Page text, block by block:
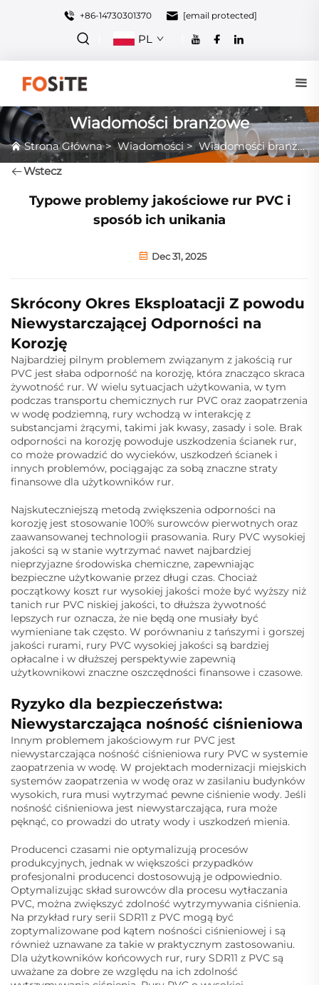
+86-14730301370 [email protected]
PL
Wiadomości branżowe
Strona Główna>Wiadomości>Wiadomości branżowe
Wstecz
Typowe problemy jakościowe rur PVC i
sposób ich unikania
Dec 31, 2025
Skrócony Okres Eksploatacji Z powodu
Niewystarczającej Odporności na
Korozję
Najbardziej pilnym problemem związanym z jakością rur
PVC jest słaba odporność na korozję, która znacząco skraca
żywotność rur. W wielu sytuacjach użytkowania, w tym
podczas transportu chemicznych rur PVC oraz zaopatrzenia
w wodę podziemną, rury wchodzą w interakcję z
substancjami żrącymi, takimi jak kwasy, zasady i sole. Brak
odporności na korozję powoduje uszkodzenia ścianek rur,
co może prowadzić do wycieków, uszkodzeń ścianek i
innych problemów, pociągając za sobą znaczne straty
finansowe dla użytkowników rur.
Najskuteczniejszą metodą zwiększenia odporności na
korozję jest stosowanie 100% surowców pierwotnych oraz
zaawansowanej technologii prasowania. Rury PVC wysokiej
jakości są w stanie wytrzymać nawet najbardziej
nieprzyjazne środowiska chemiczne, zapewniając
bezpieczne użytkowanie przez długi czas. Chociaż
początkowy koszt rur wysokiej jakości może być wyższy niż
tanich rur PVC niskiej jakości, to dłuższa żywotność
lepszych rur oznacza, że nie będą one musiały być
wymieniane tak często. W porównaniu z tańszymi i gorszej
jakości rurami, rury PVC wysokiej jakości są bardziej
opłacalne i w dłuższej perspektywie zapewnią
użytkownikowi znaczne oszczędności finansowe i czasowe.
Ryzyko dla bezpieczeństwa:
Niewystarczająca nośność ciśnieniowa
Innym problemem jakościowym rur PVC jest
niewystarczająca nośność ciśnieniowa rury PVC w systemie
zaopatrzenia w wodę. W projektach modernizacji miejskich
systemów zaopatrzenia w wodę oraz w zasilaniu budynków
wysokich, rura musi wytrzymać pewne ciśnienie wody. Jeśli
nośność ciśnieniowa jest niewystarczająca, rura może
pęknąć, co prowadzi do utraty wody i uszkodzeń mienia.
Producenci czasami nie optymalizują procesów
produkcyjnych, jednak w większości przypadków
profesjonalni producenci dostosowują je odpowiednio.
Optymalizując skład surowców dla procesu wytłaczania
PVC, można zwiększyć zdolność wytrzymywania ciśnienia.
Na przykład rury serii SDR11 z PVC mogą być
zoptymalizowane pod kątem nośności ciśnieniowej i są
również uznawane za takie w praktycznym zastosowaniu.
Dla użytkowników końcowych rur, rury SDR11 z PVC są
uważane za dobre ze względu na ich zdolność